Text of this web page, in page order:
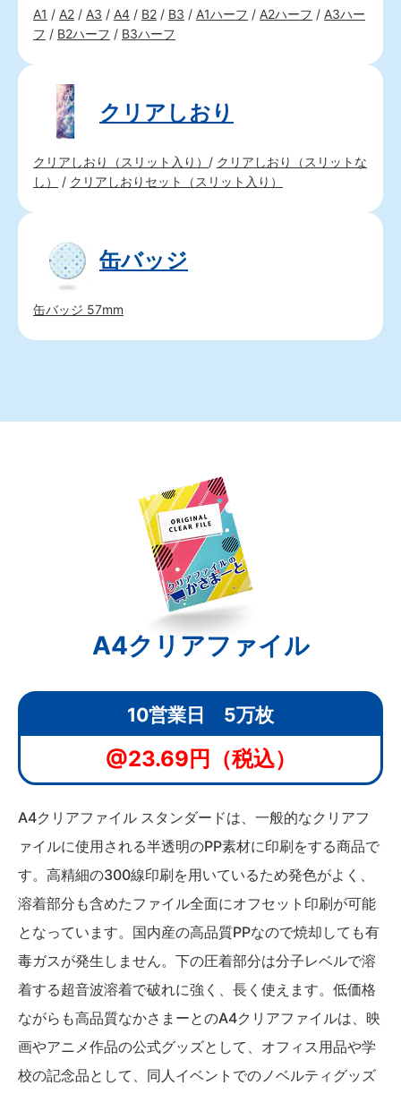
A1 / A2 / A3 / A4 / B2 / B3 / A1ハーフ / A2ハーフ / A3ハー
フ / B2ハーフ / B3ハーフ
クリアしおり
クリアしおり（スリット入り） / クリアしおり（スリットな
し）
/ クリアしおりセット（スリット入り）
缶バッジ
缶バッジ 57mm
A4クリアファイル
10営業日 5万枚
@23.69円（税込）
A4クリアファイル スタンダードは、一般的なクリアフ
ァイルに使用される半透明のPP素材に印刷をする商品で
す。高精細の300線印刷を用いているため発色がよく、
溶着部分も含めたファイル全面にオフセット印刷が可能
となっています。国内産の高品質PPなので焼却しても有
毒ガスが発生しません。下の圧着部分は分子レベルで溶
着する超音波溶着で破れに強く、長く使えます。低価格
ながらも高品質なかさまーとのA4クリアファイルは、映
画やアニメ作品の公式グッズとして、オフィス用品や学
校の記念品として、同人イベントでのノベルティグッズ